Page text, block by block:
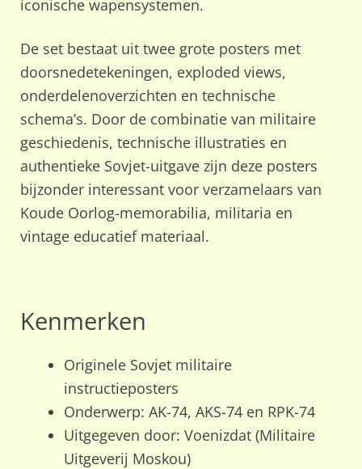
iconische wapensystemen.
De set bestaat uit twee grote posters met
doorsnedetekeningen, exploded views,
onderdelenoverzichten en technische
schema’s. Door de combinatie van militaire
geschiedenis, technische illustraties en
authentieke Sovjet-uitgave zijn deze posters
bijzonder interessant voor verzamelaars van
Koude Oorlog-memorabilia, militaria en
vintage educatief materiaal.
Kenmerken
Originele Sovjet militaire
instructieposters
Onderwerp: AK-74, AKS-74 en RPK-74
Uitgegeven door: Voenizdat (Militaire
Uitgeverij Moskou)